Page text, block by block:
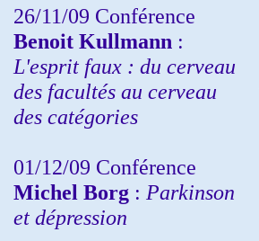
26/11/09 Conférence
Benoit Kullmann :
L'esprit faux : du cerveau
des facultés au cerveau
des catégories
01/12/09 Conférence
Michel Borg : Parkinson
et dépression